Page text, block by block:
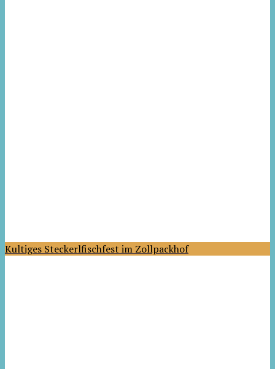
Kultiges Steckerlfischfest im Zollpackhof